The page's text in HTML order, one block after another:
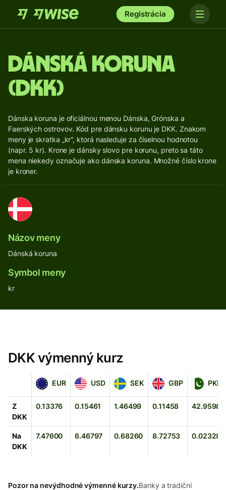
Registrácia
Dánská koruna
(DKK)
Dánska koruna je oficiálnou menou Dánska, Grónska a
Faerských ostrovov. Kód pre dánsku korunu je DKK. Znakom
meny je skratka „kr“, ktorá nasleduje za číselnou hodnotou
(napr. 5 kr). Krone je dánsky slovo pre korunu, preto sa táto
mena niekedy označuje ako dánska koruna. Množné číslo krone
je kroner.
Názov meny
Dánská koruna
Symbol meny
kr
DKK výmenný kurz
EUR
EUR USD
USD SEK
SEK GBP
GBP PKR
PKR
Z
DKK
0.13376 0.15461 1.46499 0.11458 42.95980
Na
DKK
7.47600 6.46797 0.68260 8.72753 0.02328
Pozor na nevýdhodné výmenné kurzy.Banky a tradiční